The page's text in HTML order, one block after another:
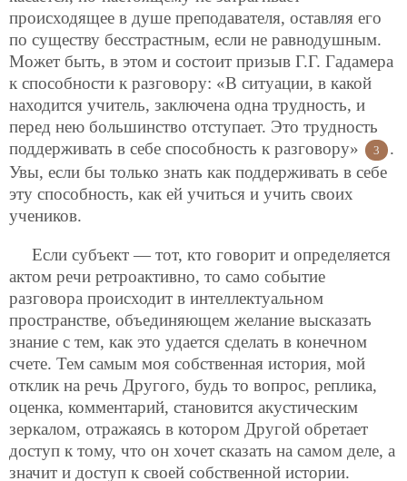
происходящее в душе преподавателя, оставляя его
по существу бесстрастным, если не равнодушным.
Может быть, в этом и состоит призыв Г.Г. Гадамера
к способности к разговору: «В ситуации, в какой
находится учитель, заключена одна трудность, и
перед нею большинство отступает. Это трудность
поддерживать в себе способность к разговору»
3
.
Увы, если бы только знать как поддерживать в себе
эту способность, как ей учиться и учить своих
учеников.
Если субъект — тот, кто говорит и определяется
актом речи ретроактивно, то само событие
разговора происходит в интеллектуальном
пространстве, объединяющем желание высказать
знание с тем, как это удается сделать в конечном
счете. Тем самым моя собственная история, мой
отклик на речь Другого, будь то вопрос, реплика,
оценка, комментарий, становится акустическим
зеркалом, отражаясь в котором Другой обретает
доступ к тому, что он хочет сказать на самом деле, а
значит и доступ к своей собственной истории.